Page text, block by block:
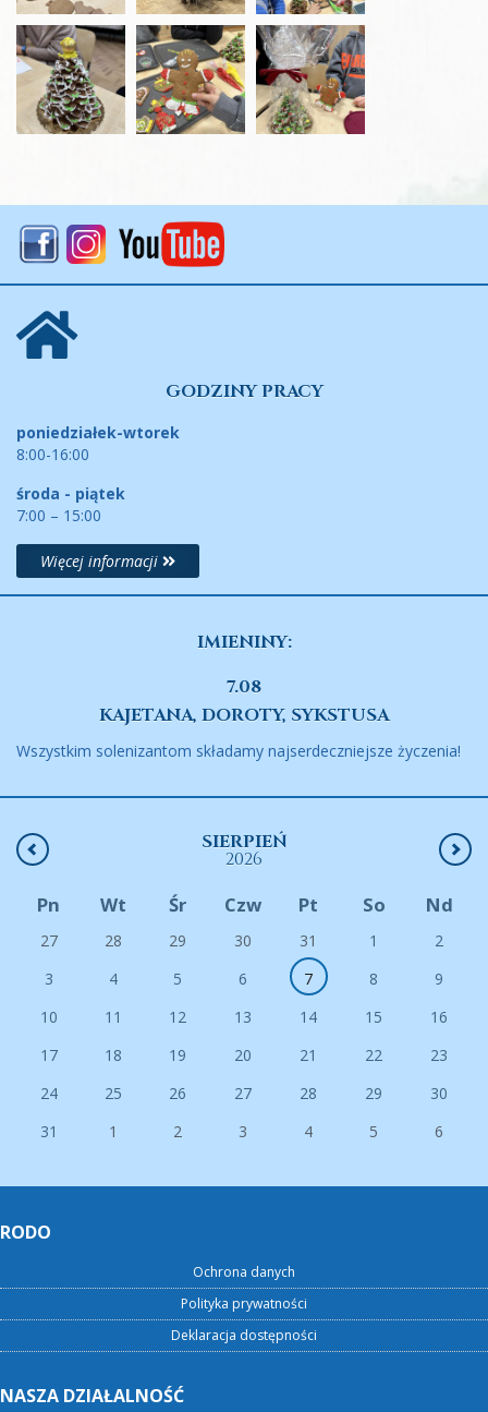
GODZINY PRACY
poniedziałek-wtorek
8:00-16:00
środa - piątek
7:00 – 15:00
Więcej informacji
IMIENINY:
7.08
KAJETANA, DOROTY, SYKSTUSA
Wszystkim solenizantom składamy najserdeczniejsze życzenia!
SIERPIEŃ
2026
Pn Wt Śr Czw Pt So Nd
27 28 29 30 31 1
2
3
4 5 6 7 8
9
10
11 12 13 14 15
16
17
18 19 20 21 22
23
24
25 26 27 28 29
30
31
1 2 3 4 5 6
RODO
Ochrona danych
Polityka prywatności
Deklaracja dostępności
NASZA DZIAŁALNOŚĆ